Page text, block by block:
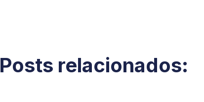
Posts relacionados: